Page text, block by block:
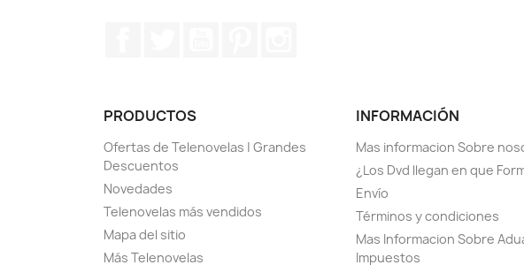
PRODUCTOS
Ofertas de Telenovelas | Grandes
Descuentos
Novedades
Telenovelas más vendidos
Mapa del sitio
Más Telenovelas
INFORMACIÓN
Mas informacion Sobre
¿Los Dvd llegan en que
Envío
Términos y condiciones
Mas Informacion Sobre
Impuestos